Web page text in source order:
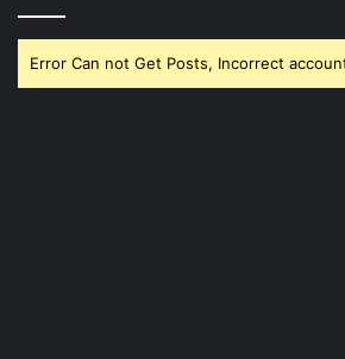
Error Can not Get Posts, Incorrect